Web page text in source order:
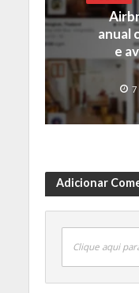
anual
e
Adicionar
Clique aqui